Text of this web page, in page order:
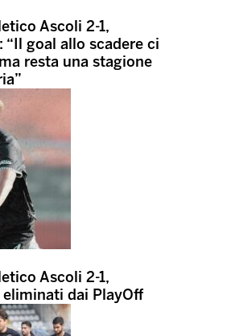
Ascoli 2-1,
“Il goal allo scadere ci
resta una stagione
Ascoli 2-1,
eliminati dai PlayOff